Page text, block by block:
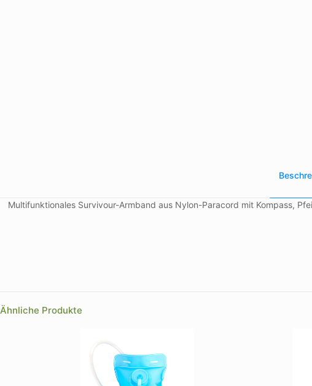
Multifunktionales Survivour-Armband aus Nylon-Paracord mit Kompass,
Ähnliche Produkte